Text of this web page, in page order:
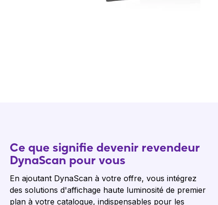
Ce que signifie devenir revendeur
DynaScan pour vous
En ajoutant DynaScan à votre offre, vous intégrez
des solutions d'affichage haute luminosité de premier
plan à votre catalogue, indispensables pour les